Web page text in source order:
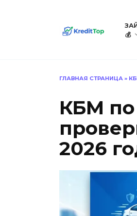
💰
ГЛАВНАЯ СТРАНИЦА »
КБМ по
2026